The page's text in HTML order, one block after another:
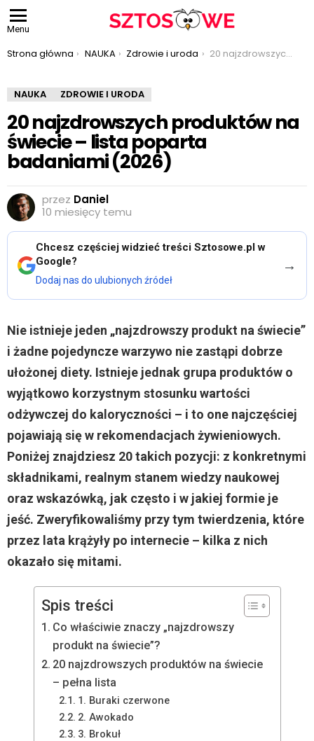
Menu
Jesteś tutaj:
Strona główna NAUKA Zdrowie i uroda 20 najzdrowszych produktów na świecie – lista poparta badaniami (2026)
NAUKA ZDROWIE I URODA
20 najzdrowszych produktów na
świecie – lista poparta
badaniami (2026)
przez Daniel
10 miesięcy temu
Chcesz częściej widzieć treści Sztosowe.pl w
Google?
Dodaj nas do ulubionych źródeł
→
Nie istnieje jeden „najzdrowszy produkt na świecie”
i żadne pojedyncze warzywo nie zastąpi dobrze
ułożonej diety. Istnieje jednak grupa produktów o
wyjątkowo korzystnym stosunku wartości
odżywczej do kaloryczności – i to one najczęściej
pojawiają się w rekomendacjach żywieniowych.
Poniżej znajdziesz 20 takich pozycji: z konkretnymi
składnikami, realnym stanem wiedzy naukowej
oraz wskazówką, jak często i w jakiej formie je
jeść. Zweryfikowaliśmy przy tym twierdzenia, które
przez lata krążyły po internecie – kilka z nich
okazało się mitami.
Spis treści
Co właściwie znaczy „najzdrowszy
produkt na świecie”?
20 najzdrowszych produktów na świecie
– pełna lista
1. Buraki czerwone
2. Awokado
3. Brokuł